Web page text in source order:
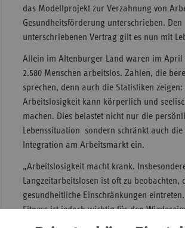
das Modellprojekt zur Verzahnung von
Gesundheitsförderung unterschrieben. Den
unterschriebenen Vertrag gilt es nun mit
Allein im Altenburger Land waren im April
2.580 Menschen arbeitslos. Zahlen, die
sprechen, denn auch die Statistiken
Arbeitslosigkeit kann körperlich und
machen. Dies belastet nicht nur die
Lebenssituation sondern schränkt auch
Integration am Arbeitsmarkt ein.
„Arbeitslosigkeit macht krank.
Langzeitarbeitslosen ist oft zu beobachten,
gesundheitliche Einschränkungen
Fitness ist jedoch wichtig für den